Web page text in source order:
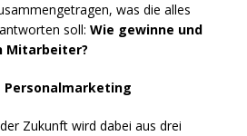
was die alles
soll: Wie gewinne und
Mitarbeiter?
Personalmarketing
Zukunft wird dabei aus drei